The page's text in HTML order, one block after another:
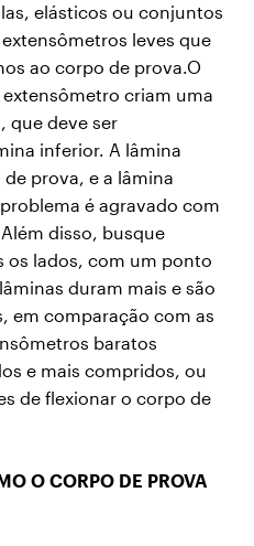
elásticos ou conjuntos
leves que
ao corpo de prova. O
criam uma
que deve ser
inferior. A lâmina
prova, e a lâmina
é agravado com
Além disso, busque
os lados, com um ponto
duram mais e são
em comparação com as
baratos
e mais compridos, ou
de flexionar o corpo de
O CORPO DE PROVA